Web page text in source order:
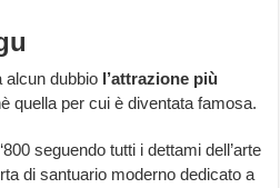
alcun dubbio l’attrazione più
quella per cui è diventata famosa.
seguendo tutti i dettami dell’arte
di santuario moderno dedicato a